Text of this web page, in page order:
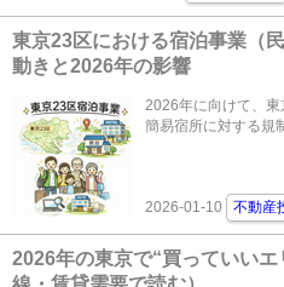
東京23区における宿泊事業（
動きと2026年の影響
2026年に向けて、
簡易宿所に対する規
2026-01-10 不動産
2026年の東京で“買っていい